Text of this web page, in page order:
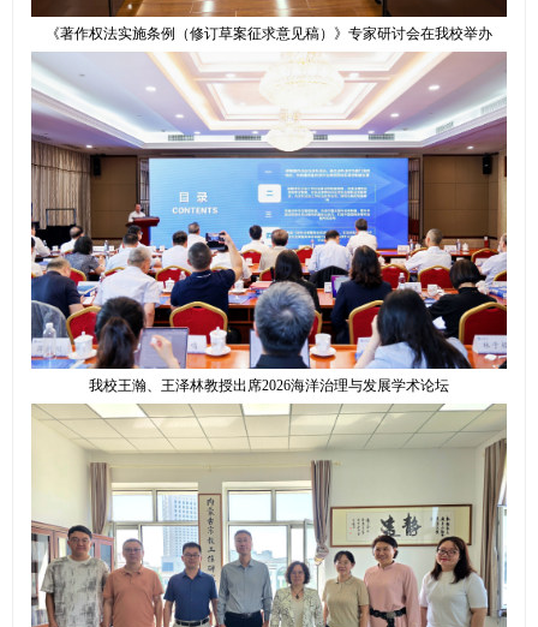
《著作权法实施条例（修订草案征求意见稿）》专家研讨会在我校举办
我校王瀚、王泽林教授出席2026海洋治理与发展学术论坛